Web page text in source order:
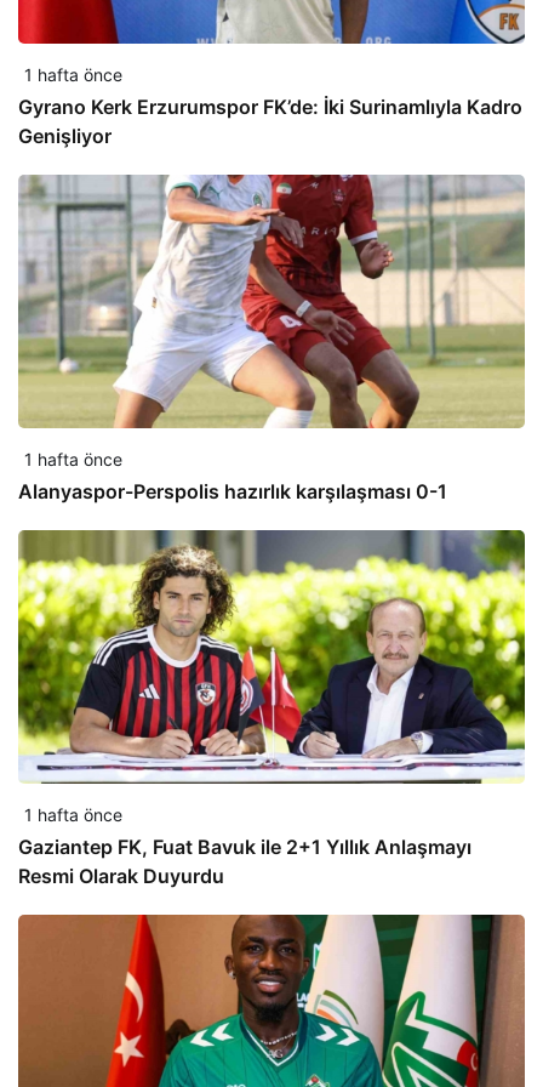
1 hafta önce
Gyrano Kerk Erzurumspor FK’de: İki Surinamlıyla Kadro
Genişliyor
1 hafta önce
Alanyaspor-Perspolis hazırlık karşılaşması 0-1
1 hafta önce
Gaziantep FK, Fuat Bavuk ile 2+1 Yıllık Anlaşmayı
Resmi Olarak Duyurdu